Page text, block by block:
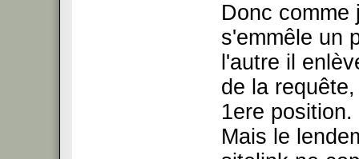
Donc comme
s'emmêle un
l'autre il
de la
1ere position.
Mais le